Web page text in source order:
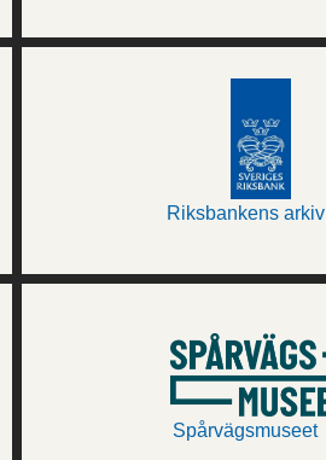
Riksbankens arkiv
Spårvägsmuseet